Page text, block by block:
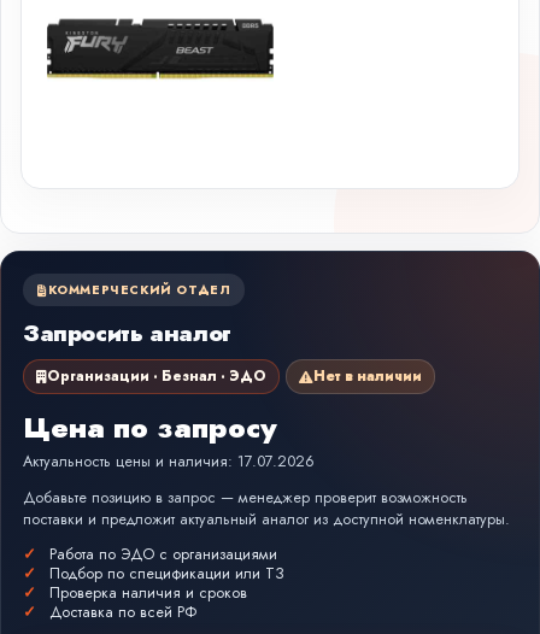
КОММЕРЧЕСКИЙ ОТДЕЛ
Запросить аналог
Организации · Безнал · ЭДО Нет в наличии
Цена по запросу
Актуальность цены и наличия: 17.07.2026
Добавьте позицию в запрос — менеджер проверит возможность
поставки и предложит актуальный аналог из доступной номенклатуры.
Работа по ЭДО с организациями
Подбор по спецификации или ТЗ
Проверка наличия и сроков
Доставка по всей РФ